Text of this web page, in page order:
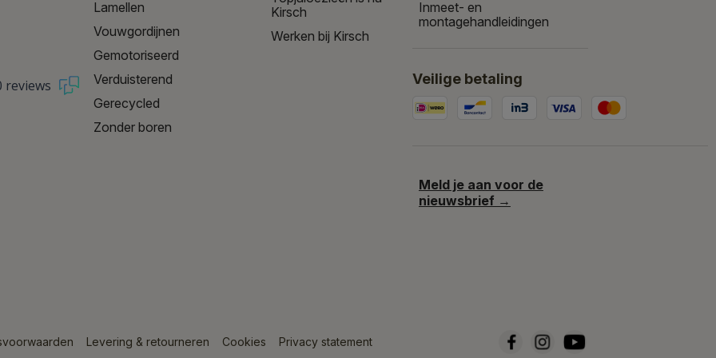
reviews
Lamellen
Vouwgordijnen
Gemotoriseerd
Verduisterend
Gerecycled
Zonder boren
Kirsch
Werken bij Kirsch
Inmeet- en
montagehandleidingen
Veilige betaling
Meld je aan voor de
nieuwsbrief →
Levering & retourneren Cookies Privacy statement